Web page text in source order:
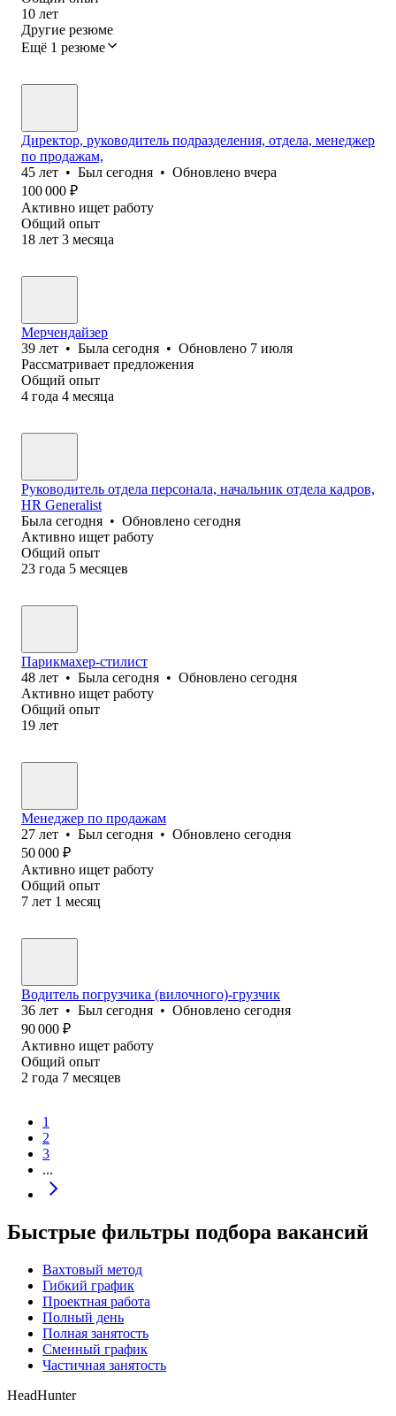
10 лет
Другие резюме
Ещё 1 резюме
Директор, руководитель подразделения, отдела, менеджер
по продажам,
45 лет • Был сегодня • Обновлено вчера
100 000 ₽
Активно ищет работу
Общий опыт
18 лет 3 месяца
Мерчендайзер
39 лет • Была сегодня • Обновлено 7 июля
Рассматривает предложения
Общий опыт
4 года 4 месяца
Руководитель отдела персонала, начальник отдела кадров,
HR Generalist
Была сегодня • Обновлено сегодня
Активно ищет работу
Общий опыт
23 года 5 месяцев
Парикмахер-стилист
48 лет • Была сегодня • Обновлено сегодня
Активно ищет работу
Общий опыт
19 лет
Менеджер по продажам
27 лет • Был сегодня • Обновлено сегодня
50 000 ₽
Активно ищет работу
Общий опыт
7 лет 1 месяц
Водитель погрузчика (вилочного)-грузчик
36 лет • Был сегодня • Обновлено сегодня
90 000 ₽
Активно ищет работу
Общий опыт
2 года 7 месяцев
1
2
3
...
Быстрые фильтры подбора вакансий
Вахтовый метод
Гибкий график
Проектная работа
Полный день
Полная занятость
Сменный график
Частичная занятость
HeadHunter